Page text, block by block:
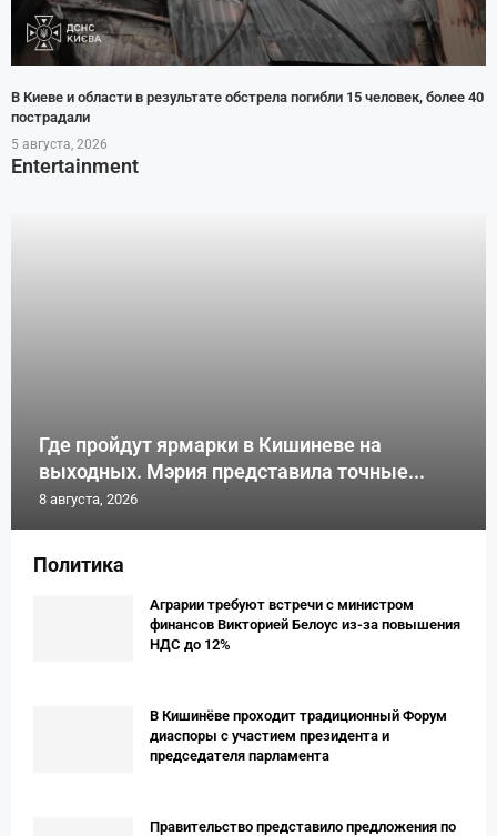
В Киеве и области в результате обстрела погибли 15 человек, более 40
пострадали
5 августа, 2026
Entertainment
Где пройдут ярмарки в Кишиневе на
выходных. Мэрия представила точные...
8 августа, 2026
Политика
Аграрии требуют встречи с министром
финансов Викторией Белоус из-за повышения
НДС до 12%
В Кишинёве проходит традиционный Форум
диаспоры с участием президента и
председателя парламента
Правительство представило предложения по